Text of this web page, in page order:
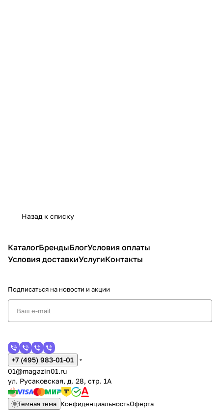
Назад к списку
КаталогБрендыБлогУсловия оплаты
Условия доставкиУслугиКонтакты
Подписаться на новости и акции
+7 (495) 983-01-01
01@magazin01.ru
ул. Русаковская, д. 28, стр. 1А
Темная тема КонфиденциальностьОферта